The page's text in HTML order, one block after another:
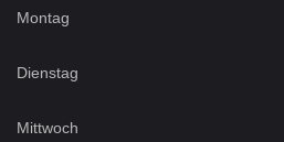
Montag
Dienstag
Mittwoch